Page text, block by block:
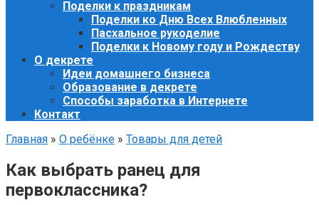
Поделки к праздникам
Поделки ко Дню Всех Влюбленных
Пасхальное рукоделие
Поделки к Новому году и Рождеству
О декрете
Идеи домашнего бизнеса
Образование в декрете
Способы заработка в Интернете
Контакт
Главная » О ребёнке » Товары для детей
Как выбрать ранец для
первоклассника?